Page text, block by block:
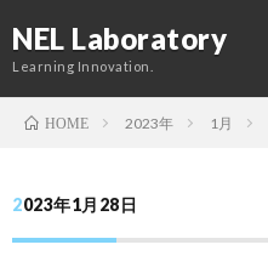
NEL Laboratory
Learning Innovation.
HOME 2023年 1月
2023年1月28日